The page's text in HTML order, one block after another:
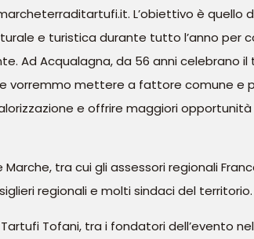
L’obiettivo è quello
e turistica durante tutto l’anno per
Ad Acqualagna, da 56 anni celebrano il
vorremmo mettere a fattore comune e
e offrire maggiori
tra cui gli assessori regionali
regionali e molti sindaci del territorio.
Tofani, tra i fondatori dell’evento